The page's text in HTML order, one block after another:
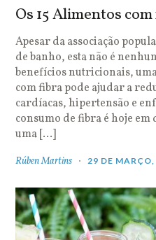
Os 15 Alimentos
Apesar da associação
de banho, esta não é
benefícios nutricionais,
com fibra pode ajudar a
cardíacas, hipertensão e
consumo de fibra é hoje
uma […]
Rúben Martins 29 DE